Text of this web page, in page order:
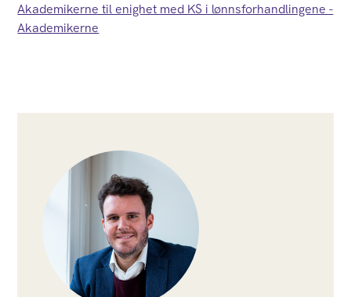
Akademikerne til enighet med KS i lønnsforhandlingene -
Akademikerne